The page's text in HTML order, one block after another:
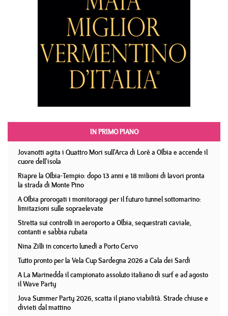
IN PRIMO PIANO
Jovanotti agita i Quattro Mori sull'Arca di Lorè a Olbia e accende il
cuore dell'isola
Riapre la Olbia-Tempio: dopo 13 anni e 18 milioni di lavori pronta
la strada di Monte Pino
A Olbia prorogati i monitoraggi per il futuro tunnel sottomarino:
limitazioni sulle sopraelevate
Stretta sui controlli in aeroporto a Olbia, sequestrati caviale,
contanti e sabbia rubata
Nina Zilli in concerto lunedì a Porto Cervo
Tutto pronto per la Vela Cup Sardegna 2026 a Cala dei Sardi
A La Marinedda il campionato assoluto italiano di surf e ad agosto
il Wave Party
Jova Summer Party 2026, scatta il piano viabilità. Strade chiuse e
divieti dal mattino